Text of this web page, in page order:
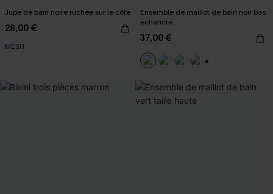
Jupe de bain noire ruchée sur le côté
28,00 €
MESH
Ensemble de maillot de bain noir bas
échancré
37,00 €